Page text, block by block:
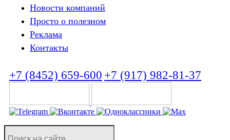
Новости компаний
Просто о полезном
Реклама
Контакты
+7 (8452) 659-600 +7 (917) 982-81-37